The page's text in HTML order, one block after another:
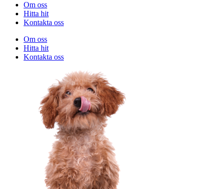
Om oss
Hitta hit
Kontakta oss
Om oss
Hitta hit
Kontakta oss